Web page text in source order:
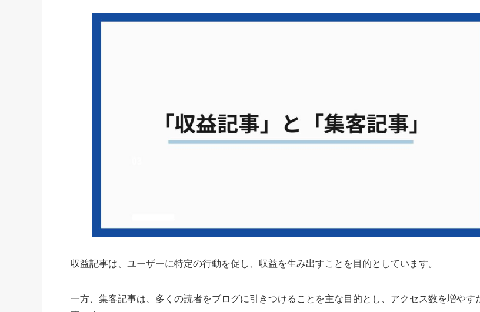
収益記事は、ユーザーに特定の行動を促し、収益を生み出すことを目的としています。
一方、集客記事は、多くの読者をブログに引きつけることを主な目的とし、アクセス数を増やす